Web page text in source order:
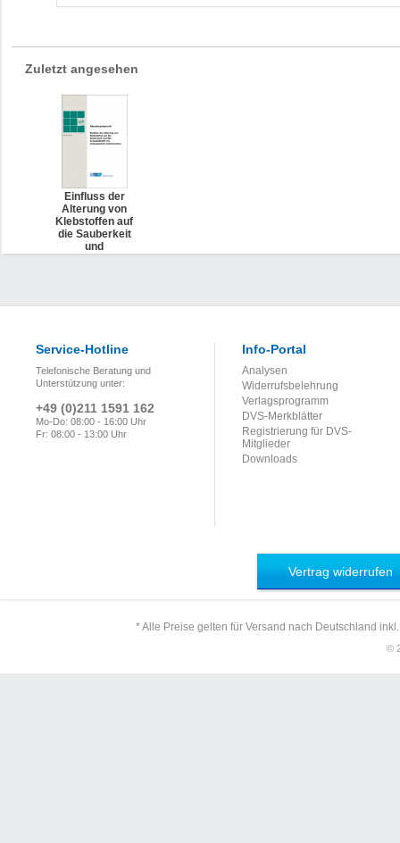
Zuletzt angesehen
Einfluss der
Alterung von
Klebstoffen auf
die Sauberkeit
und
Service-Hotline
Telefonische Beratung und
Unterstützung unter:
+49 (0)211 1591 162
Mo-Do: 08:00 - 16:00 Uhr
Fr: 08:00 - 13:00 Uhr
Info-Portal
Analysen
Widerrufsbelehrung
Verlagsprogramm
DVS-Merkblätter
Registrierung für DVS-
Mitglieder
Downloads
Vertrag widerrufen
* Alle Preise gelten für Versand nach Deutschland
©